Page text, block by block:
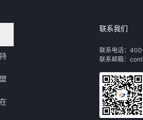
联系我们
联系电话：
联系邮箱：
领取行业自动化解决